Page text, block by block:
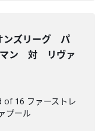
ンズリーグ パ
マン 対 リヴァ
16 ファーストレ
プール